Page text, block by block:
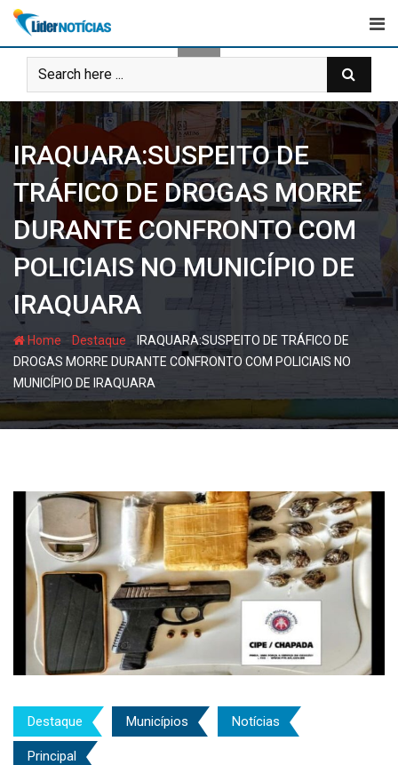
Skip
content
IRAQUARA:SUSPEITO DE
TRÁFICO DE DROGAS MORRE
DURANTE CONFRONTO COM
POLICIAIS NO MUNICÍPIO DE
IRAQUARA
Home - Destaque - IRAQUARA:SUSPEITO DE TRÁFICO DE
DROGAS MORRE DURANTE CONFRONTO COM POLICIAIS NO
MUNICÍPIO DE IRAQUARA
Destaque Municípios Notícias
Principal